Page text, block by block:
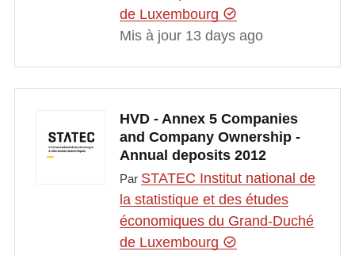
de Luxembourg
Mis à jour 13 days ago
HVD - Annex 5 Companies
and Company Ownership -
Annual deposits 2012
Par STATEC Institut national de
la statistique et des études
économiques du Grand-Duché
de Luxembourg